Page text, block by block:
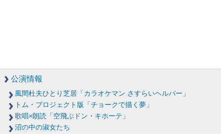
公演情報
風間杜夫ひとり芝居「カラオケマン さすらいヘルパー」
トム・プロジェクト版「チョークで描く夢」
歌唱×朗読「空飛ぶドン・キホーテ」
沼の中の淑女たち